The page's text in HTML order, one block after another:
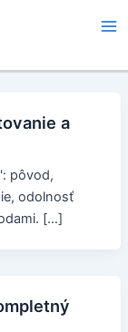
a
pôvod,
odolnosť
[…]